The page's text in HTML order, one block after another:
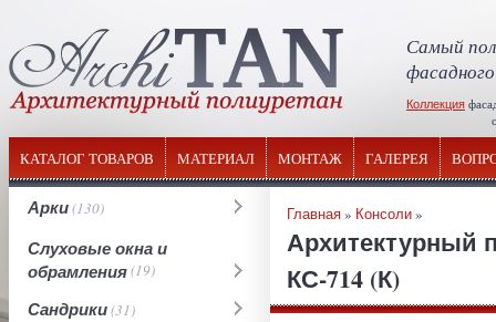
Самый
Коллекция
КАТАЛОГ ТОВАРОВ МАТЕРИАЛ МОНТАЖ ГАЛЕРЕЯ
Арки(130)
Слуховые окна и
обрамления(19)
Сандрики(31)
Главная» Консоли»
Архитектурный
КС-714 (К)